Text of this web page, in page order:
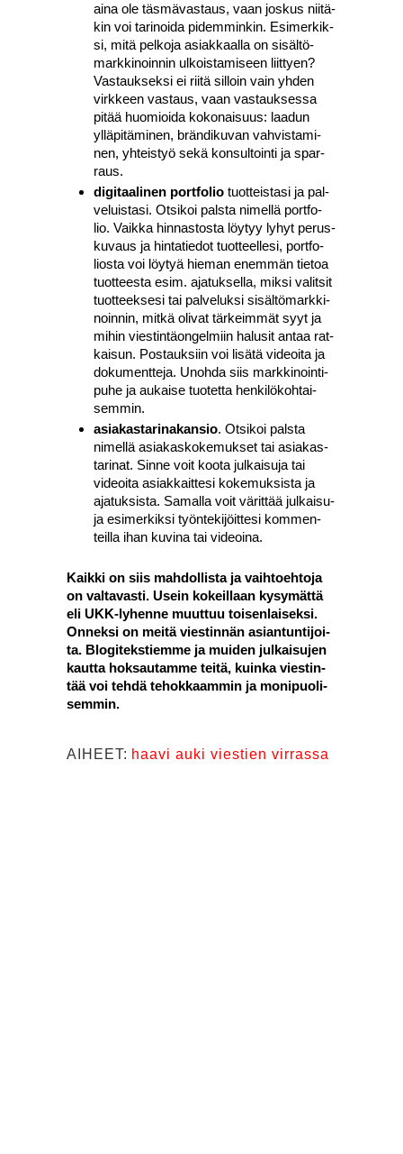
aina ole täs­mä­vas­taus, vaan jos­kus nii­tä­
kin voi tari­noi­da pidem­min­kin. Esi­mer­kik­
si, mitä pel­ko­ja asiak­kaal­la on sisäl­tö­
mark­ki­noin­nin ulkois­ta­mi­seen liit­tyen?
Vas­tauk­sek­si ei rii­tä sil­loin vain yhden
virk­keen vas­taus, vaan vas­tauk­ses­sa
pitää huo­mioi­da koko­nai­suus: laa­dun
yllä­pi­tä­mi­nen, brän­di­ku­van vah­vis­ta­mi­
nen, yhteis­työ sekä kon­sul­toin­ti ja spar­
raus.
digi­taa­li­nen port­fo­lio tuot­teis­ta­si ja pal­
ve­luis­ta­si. Otsi­koi pals­ta nimel­lä port­fo­
lio. Vaik­ka hin­nas­tos­ta löy­tyy lyhyt perus­
ku­vaus ja hin­ta­tie­dot tuot­teel­le­si, port­fo­
lios­ta voi löy­tyä hie­man enem­män tie­toa
tuot­tees­ta esim. aja­tuk­sel­la, mik­si valit­sit
tuot­teek­se­si tai pal­ve­luk­si sisäl­tö­mark­ki­
noin­nin, mit­kä oli­vat tär­keim­mät syyt ja
mihin vies­tin­tä­on­gel­miin halusit antaa rat­
kai­sun. Pos­tauk­siin voi lisä­tä videoi­ta ja
doku­ment­te­ja. Unoh­da siis mark­ki­noin­ti­
pu­he ja aukai­se tuo­tet­ta hen­ki­lö­koh­tai­
sem­min.
asia­kas­ta­ri­na­kan­sio. Otsi­koi pals­ta
nimel­lä asia­kas­ko­ke­muk­set tai asia­kas­
ta­ri­nat. Sin­ne voit koo­ta jul­kai­su­ja tai
videoi­ta asiak­kait­te­si koke­muk­sis­ta ja
aja­tuk­sis­ta. Samal­la voit värit­tää jul­kai­su­
ja esi­mer­kik­si työn­te­ki­jöit­te­si kom­men­
teil­la ihan kuvi­na tai videoi­na.
Kaik­ki on siis mah­dol­lis­ta ja vaih­toeh­to­ja
on val­ta­vas­ti. Usein kokeil­laan kysy­mät­tä
eli UKK-lyhen­ne muut­tuu toi­sen­lai­sek­si.
Onnek­si on mei­tä vies­tin­nän asian­tun­ti­joi­
ta. Blo­gi­teks­tiem­me ja mui­den jul­kai­su­jen
kaut­ta hok­sau­tam­me tei­tä, kuin­ka vies­tin­
tää voi teh­dä tehok­kaam­min ja moni­puo­li­
sem­min.
AIHEET: haavi auki viestien virrassa